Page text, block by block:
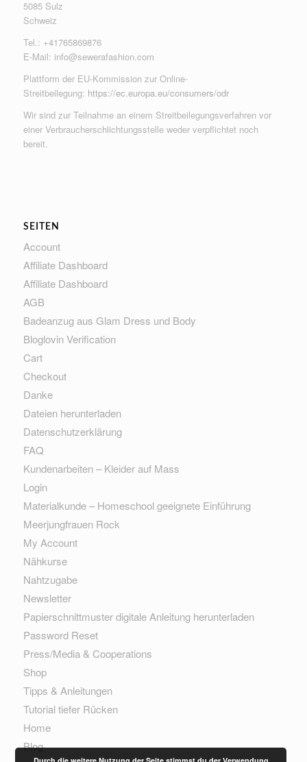
5085 Sulz
Schweiz
Tel.: +41765869876
E-Mail: info@sewerafashion.com
Plattform der EU-Kommission zur Online-
Streitbeilegung: https://ec.europa.eu/consumers/odr
Wir sind zur Teilnahme an einem Streitbeilegungsverfahren vor
einer Verbraucherschlichtungsstelle weder verpflichtet noch
bereit.
SEITEN
Account
Affiliate Dashboard
Affiliate Dashboard
AGB
Badeanzug aus Glam Dress und Body
Bloglovin Verification
Cart
Checkout
Danke
Dateien herunterladen
Datenschutzerklärung
FAQ
Kundenarbeiten – Kleider auf Mass
Login
Materialkunde – Homeschool geeignete Einführung
Meerjungfrauen Rock
My Account
Nähkurse
Nahtzugabe
Newsletter
Papierschnittmuster digitale Anleitung herunterladen
Password Reset
Press/Media & Cooperations
Shop
Tipps & Anleitungen
Tutorial tiefer Rücken
Home
Blog